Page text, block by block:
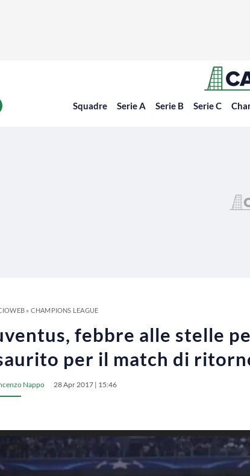
Squadre Serie A Serie B Serie C
» CHAMPIONS LEAGUE
febbre alle stelle
per il match di
Nappo 28 Apr 2017 | 15:46